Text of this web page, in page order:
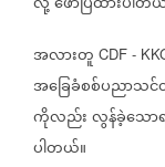
အလားတူ CDF -
အခြေခံစစ်ပညာသင်
ကိုလည်းလွန်ခဲ့သော
ပါတယ်။